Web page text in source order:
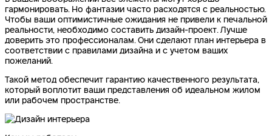
гармонировать. Но фантазии часто расходятся с реальностью.
Чтобы ваши оптимистичные ожидания не привели к печальной
реальности, необходимо составить дизайн-проект. Лучше
доверить это профессионалам. Они сделают план интерьера в
соответствии с правилами дизайна и с учетом ваших
пожеланий.
Такой метод обеспечит гарантию качественного результата,
который воплотит ваши представления об идеальном жилом
или рабочем пространстве.